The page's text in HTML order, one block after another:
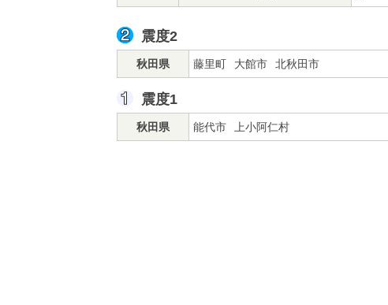
震度2
秋田県 藤里町 大館市 北秋田市
震度1
秋田県 能代市 上小阿仁村